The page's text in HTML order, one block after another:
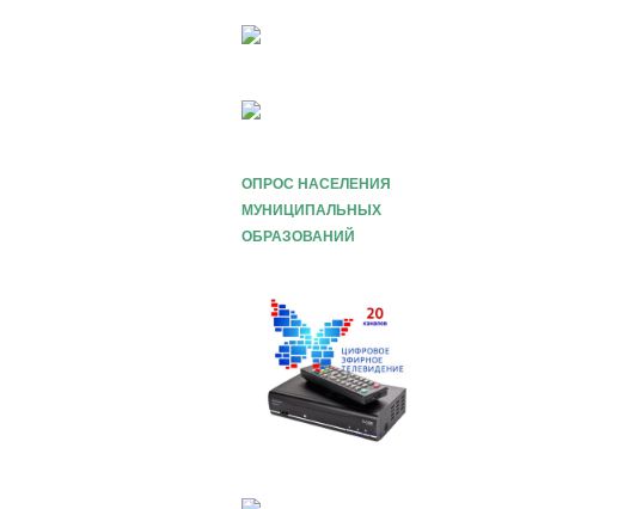
ОПРОС НАСЕЛЕНИЯ
МУНИЦИПАЛЬНЫХ
ОБРАЗОВАНИЙ